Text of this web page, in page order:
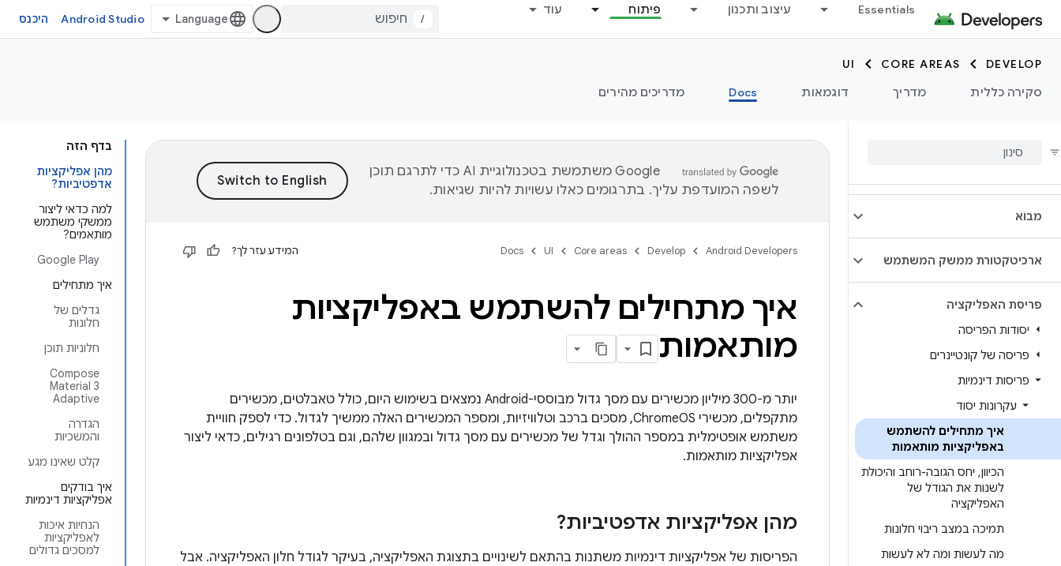
Essentials עיצוב ותכנון פיתוח עוד
/
Android Studio היכנס
DEVELOP
CORE AREAS
UI
סקירה כללית
מדריך דוגמאות Docs מדריכים מהירים
מבוא
ארכיטקטורת ממשק המשתמש
פריסת האפליקציה
יסודות הפריסה
פריסה של קונטיינרים
פריסות דינמיות
עקרונות יסוד
איך מתחילים להשתמש
באפליקציות מותאמות
הכיוון, יחס הגובה-רוחב והיכולת
לשנות את הגודל של
האפליקציה
תמיכה במצב ריבוי חלונות
מה לעשות ומה לא לעשות
בדף הזה
מהן אפליקציות
אדפטיביות?
למה כדאי ליצור
ממשקי משתמש
מותאמים?
Google Play
איך מתחילים
גדלים של
חלונות
חלוניות תוכן
‫Compose
Material 3
Adaptive
הגדרה
והמשכיות
קלט שאינו מגע
איך בודקים
אפליקציות דינמיות
הנחיות איכות
לאפליקציות
למסכים גדולים
‫Google משתמשת בטכנולוגיית AI כדי לתרגם תוכן
לשפה המועדפת עליך. בתרגומים כאלו עשויות להיות שגיאות.
Android Developers
Develop
Core areas
UI
Docs המידע עזר לך?
איך מתחילים להשתמש באפליקציות
מותאמות
יותר מ-300 מיליון מכשירים עם מסך גדול מבוססי-Android נמצאים בשימוש היום, כולל טאבלטים, מכשירים
מתקפלים, מכשירי ChromeOS, מסכים ברכב וטלוויזיות, ומספר המכשירים האלה ממשיך לגדול. כדי לספק חוויית
משתמש אופטימלית במספר ההולך וגדל של מכשירים עם מסך גדול ובמגוון שלהם, וגם בטלפונים רגילים, כדאי ליצור
אפליקציות מותאמות.
מהן אפליקציות אדפטיביות?
הפריסות של אפליקציות דינמיות משתנות בהתאם לשינויים בתצוגת האפליקציה, בעיקר לגודל חלון האפליקציה. אבל